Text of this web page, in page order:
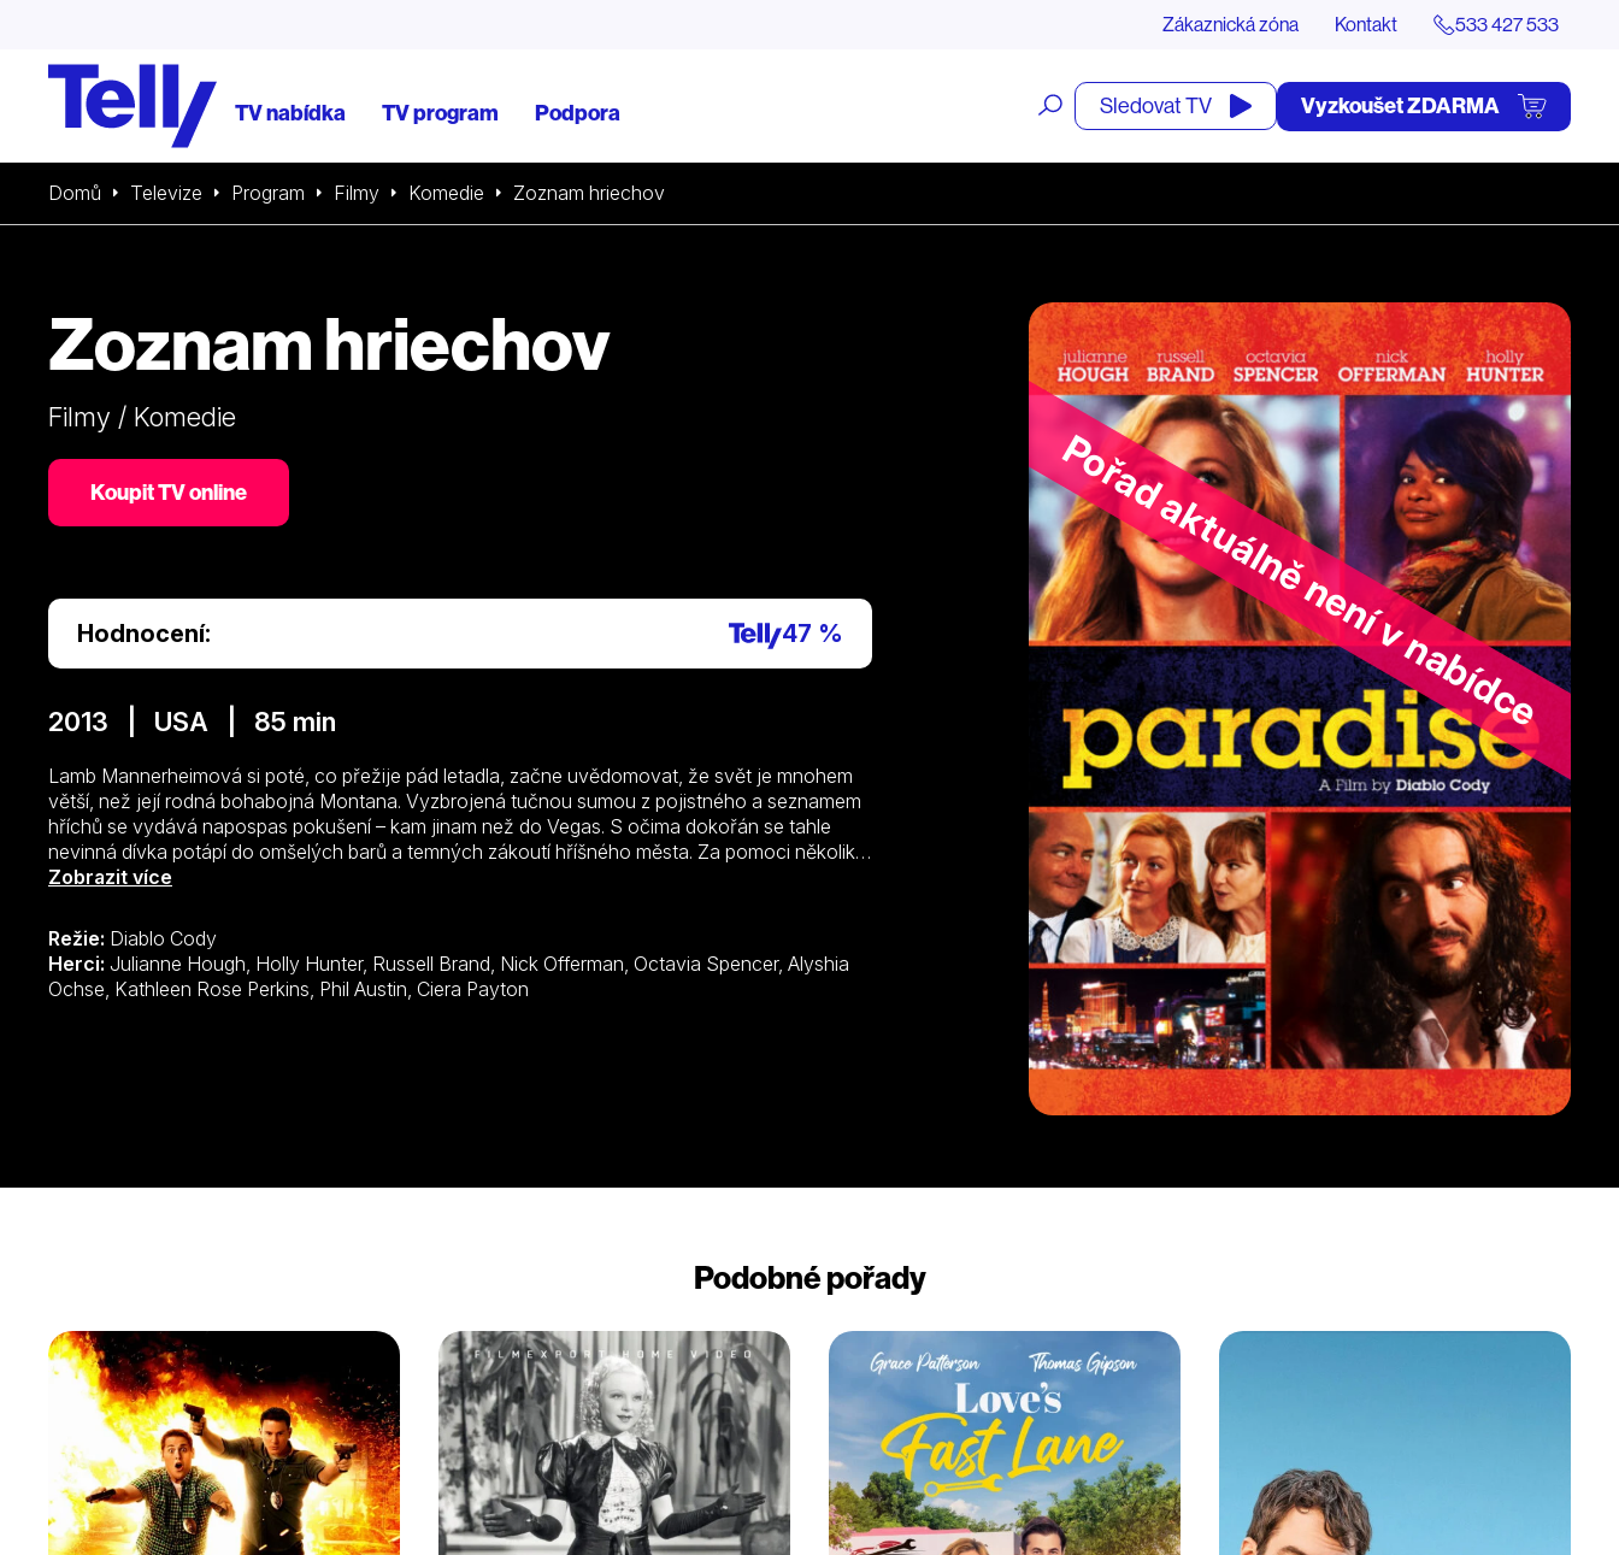
Zákaznická zóna Kontakt 533 427 533
TV nabídka TV program Podpora
Otevřít
vyhledávání
Sledovat TV Vyzkoušet ZDARMA
Domů Televize Program Filmy Komedie Zoznam hriechov
Pořad aktuálně není v nabídce
Zoznam hriechov
Filmy / Komedie
Koupit TV online
Hodnocení: 47 %
2013 | USA | 85 min
Lamb Mannerheimová si poté, co přežije pád letadla, začne uvědomovat, že svět je mnohem
větší, než její rodná bohabojná Montana. Vyzbrojená tučnou sumou z pojistného a seznamem
hříchů se vydává napospas pokušení – kam jinam než do Vegas. S očima dokořán se tahle
nevinná dívka potápí do omšelých barů a temných zákoutí hříšného města. Za pomoci několika
nových přátel tak Lamb zjistí, jak přežít nezvyklé dobrodružství, a okusí význam skutečného
Zobrazit více
Režie: Diablo Cody
Herci:
Ochse, Kathleen Rose Perkins, Phil Austin, Ciera Payton
Podobné pořady